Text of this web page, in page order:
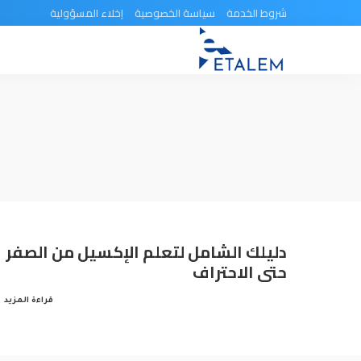
شروط الخدمة سياسة الخصوصية إخلاء المسؤولية
دليلك الشامل لتعلم الإكسيل من الصفر
حتى الاحتراف
قراءة المزيد